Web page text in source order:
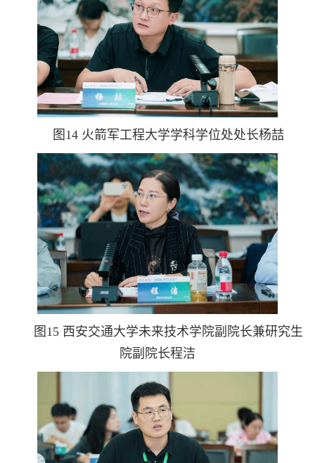
图14 火箭军工程大学学科学位处处长杨喆
图15 西安交通大学未来技术学院副院长兼研究生
院副院长程洁